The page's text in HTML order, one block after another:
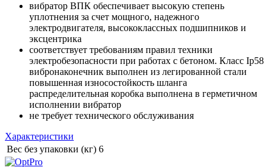
вибратор ВПК обеспечивает высокую степень
уплотнения за счет мощного, надежного
электродвигателя, высококлассных подшипников и
эксцентрика
соответствует требованиям правил техники
электробезопасности при работах с бетоном. Класс Ip58
вибронаконечник выполнен из легированной стали
повышенная износостойкость шланга
распределительная коробка выполнена в герметичном
исполнении вибратор
не требует технического обслуживания
Характеристики
Вес без упаковки (кг) 6